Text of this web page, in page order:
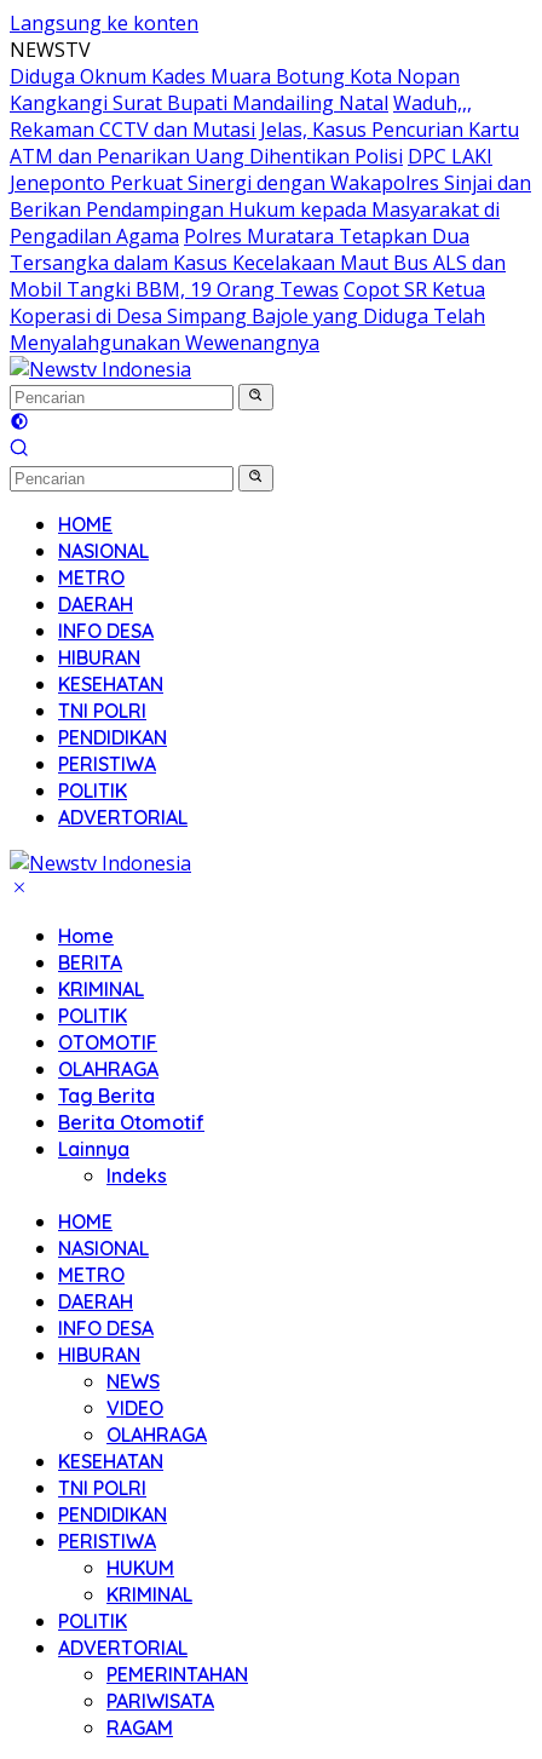
Langsung ke konten
NEWSTV
Diduga Oknum Kades Muara Botung Kota Nopan
Kangkangi Surat Bupati Mandailing Natal Waduh,,,
Rekaman CCTV dan Mutasi Jelas, Kasus Pencurian Kartu
ATM dan Penarikan Uang Dihentikan Polisi DPC LAKI
Jeneponto Perkuat Sinergi dengan Wakapolres Sinjai dan
Berikan Pendampingan Hukum kepada Masyarakat di
Pengadilan Agama Polres Muratara Tetapkan Dua
Tersangka dalam Kasus Kecelakaan Maut Bus ALS dan
Mobil Tangki BBM, 19 Orang Tewas Copot SR Ketua
Koperasi di Desa Simpang Bajole yang Diduga Telah
Menyalahgunakan Wewenangnya
HOME
NASIONAL
METRO
DAERAH
INFO DESA
HIBURAN
KESEHATAN
TNI POLRI
PENDIDIKAN
PERISTIWA
POLITIK
ADVERTORIAL
Home
BERITA
KRIMINAL
POLITIK
OTOMOTIF
OLAHRAGA
Tag Berita
Berita Otomotif
Lainnya
Indeks
HOME
NASIONAL
METRO
DAERAH
INFO DESA
HIBURAN
NEWS
VIDEO
OLAHRAGA
KESEHATAN
TNI POLRI
PENDIDIKAN
PERISTIWA
HUKUM
KRIMINAL
POLITIK
ADVERTORIAL
PEMERINTAHAN
PARIWISATA
RAGAM